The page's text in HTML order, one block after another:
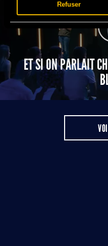
Refuser
ET SI ON PARLAIT